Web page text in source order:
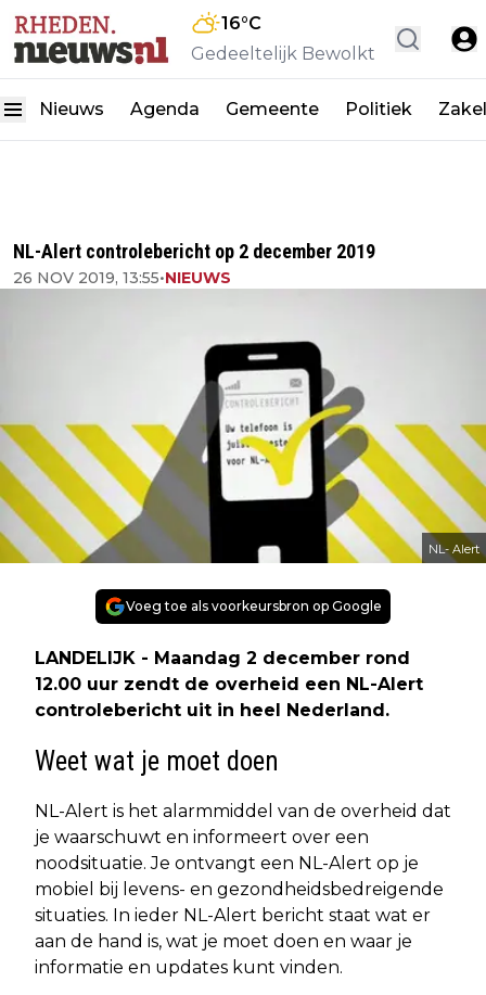
16°C
Gedeeltelijk Bewolkt
Nieuws Agenda Gemeente Politiek
NL-Alert controlebericht op 2 december 2019
26 NOV 2019, 13:55•NIEUWS
NL- Alert
Voeg toe als voorkeursbron op Google
LANDELIJK - Maandag 2 december rond
12.00 uur zendt de overheid een NL-Alert
controlebericht uit in heel Nederland.
Weet wat je moet doen
NL-Alert is het alarmmiddel van de overheid dat
je waarschuwt en informeert over een
noodsituatie. Je ontvangt een NL-Alert op je
mobiel bij levens- en gezondheidsbedreigende
situaties. In ieder NL-Alert bericht staat wat er
aan de hand is, wat je moet doen en waar je
informatie en updates kunt vinden.